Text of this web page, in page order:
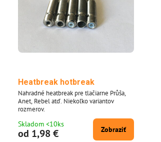
Heatbreak hotbreak
Nahradné heatbreak pre tlačiarne Průša,
Anet, Rebel atď. Niekoľko variantov
rozmerov.
Skladom <10ks
od 1,98 € Zobraziť